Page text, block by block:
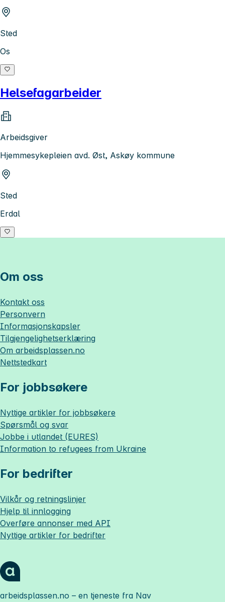
Sted
Os
Helsefagarbeider
Arbeidsgiver
Hjemmesykepleien avd. Øst, Askøy kommune
Sted
Erdal
Om oss
Kontakt oss
Personvern
Informasjonskapsler
Tilgjengelighetserklæring
Om arbeidsplassen.no
Nettstedkart
For jobbsøkere
Nyttige artikler for jobbsøkere
Spørsmål og svar
Jobbe i utlandet (EURES)
Information to refugees from Ukraine
For bedrifter
Vilkår og retningslinjer
Hjelp til innlogging
Overføre annonser med API
Nyttige artikler for bedrifter
arbeidsplassen.no – en tjeneste fra Nav